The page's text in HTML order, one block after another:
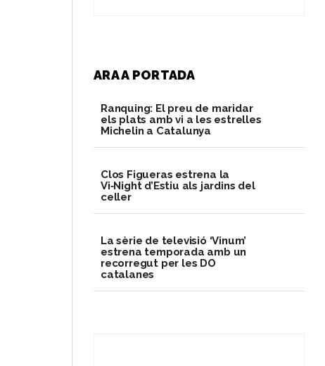
ARA A PORTADA
Ranquing: El preu de maridar
els plats amb vi a les estrelles
Michelin a Catalunya
Clos Figueras estrena la
Vi‑Night d’Estiu als jardins del
celler
La sèrie de televisió ‘Vinum’
estrena temporada amb un
recorregut per les DO
catalanes